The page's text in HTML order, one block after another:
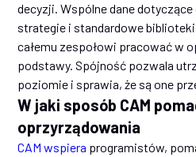
decyzji. Wspólne dane
strategie i standardowe
całemu zespołowi pracować w
podstawy. Spójność pozwala
poziomie i sprawia, że są one
W jaki sposób CAM
oprzyrządowania
CAM wspiera programistów,